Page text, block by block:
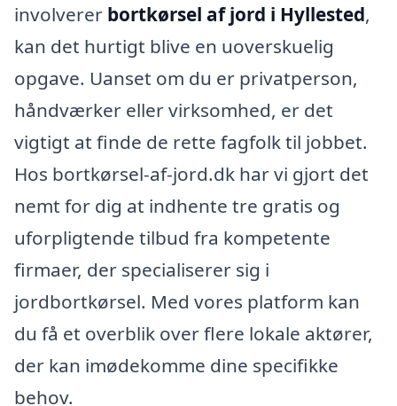
involverer bortkørsel af jord i Hyllested,
kan det hurtigt blive en uoverskuelig
opgave. Uanset om du er privatperson,
håndværker eller virksomhed, er det
vigtigt at finde de rette fagfolk til jobbet.
Hos bortkørsel-af-jord.dk har vi gjort det
nemt for dig at indhente tre gratis og
uforpligtende tilbud fra kompetente
firmaer, der specialiserer sig i
jordbortkørsel. Med vores platform kan
du få et overblik over flere lokale aktører,
der kan imødekomme dine specifikke
behov.